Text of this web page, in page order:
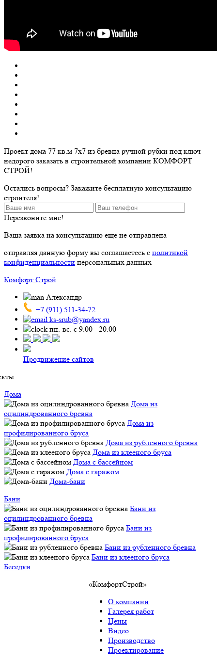
Проект дома 77 кв.м 7х7 из бревна ручной рубки под ключ
недорого заказать в строительной компании КОМФОРТ
СТРОЙ!
Остались вопросы? Закажите бесплатную консультацию
строителя!
Перезвоните мне!
Ваша заявка на консультацию еще не отправлена
отправляя данную форму вы соглашаетесь с политикой
конфиденциальности персональных данных
Комфорт Строй
Александр
+7 (911) 511-34-72
ks-srub@yandex.ru
пн.-вс. с 9.00 - 20.00
Продвижение сайтов
Дома
Дома из
оцилиндрованного бревна
Дома из
профилированного бруса
Дома из рубленного бревна
Дома из клееного бруса
Дома с бассейном
Дома с гаражом
Дома-бани
Бани
Бани из
оцилиндрованного бревна
Бани из
профилированного бруса
Бани из рубленного бревна
Бани из клееного бруса
Беседки
«КомфортСтрой»
О компании
Галерея работ
Цены
Видео
Производство
Проектирование